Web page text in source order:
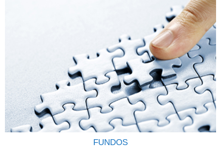
Todo investimento em renda fixa feito pela corretora é
registrado em nome do cliente (CPF/CNPJ) junto a CETIP, o
que garante transparência e segurança. Todo cliente
também conta com a garantia do FGC (Fundo Garantidor
de Crédito) até R$ 250.000,00 por CPF, por instituição
financeira para os títulos de CDB, LCI, LCA e LC.
Contamos…
FUNDOS